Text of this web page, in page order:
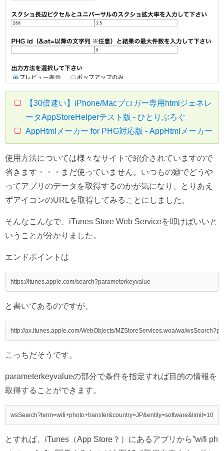
【30倍速い】iPhone/Macブロガー専用htmlジェネレ
ータAppStoreHelperテスト版 - ひとりぶろぐ
AppHtmlメーカー for PHG対応版 - AppHtmlメーカー
使用方法については様々なサイトで紹介されていますので
省きます・・・まだ使っていません。いつもの癖でどうや
ってアプリのデータを取得するのかが気になり、とりあえ
ずアイコンのURLを取得してみることにしました。
そんなこんなで、iTunes Store Web Serviceを叩けばいいと
いうことが分かりました。
エンドポイントは
と書いてあるのですが、
こっちだそうです。
parameterkeyvalueの部分で条件を指定すれば目的の情報を
取得することができます。
とすれば、iTunes（App Store？）にあるアプリから”wifi ph